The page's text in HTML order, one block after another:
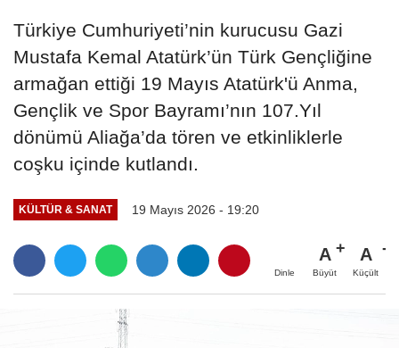
Türkiye Cumhuriyeti’nin kurucusu Gazi
Mustafa Kemal Atatürk’ün Türk Gençliğine
armağan ettiği 19 Mayıs Atatürk'ü Anma,
Gençlik ve Spor Bayramı’nın 107.Yıl
dönümü Aliağa’da tören ve etkinliklerle
coşku içinde kutlandı.
KÜLTÜR & SANAT 19 Mayıs 2026 - 19:20
Dinle
A
Büyüt
A
Küçült